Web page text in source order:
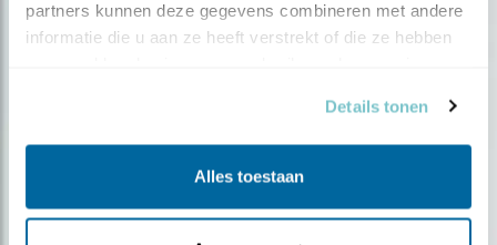
partners kunnen deze gegevens combineren met andere
informatie die u aan ze heeft verstrekt of die ze hebben
Details tonen
Alles toestaan